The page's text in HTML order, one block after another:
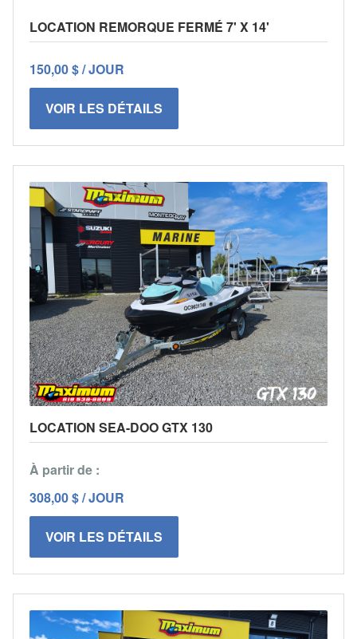
LOCATION REMORQUE FERMÉ 7' X 14'
150,00 $ / JOUR
VOIR LES DÉTAILS
LOCATION SEA-DOO GTX 130
À partir de :
308,00 $ / JOUR
VOIR LES DÉTAILS